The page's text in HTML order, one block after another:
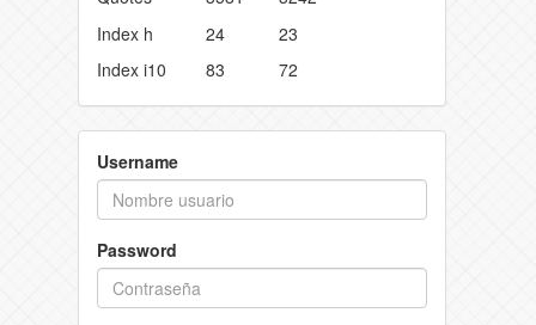
Index h
24
23
Index i10
83 72
Username
Password